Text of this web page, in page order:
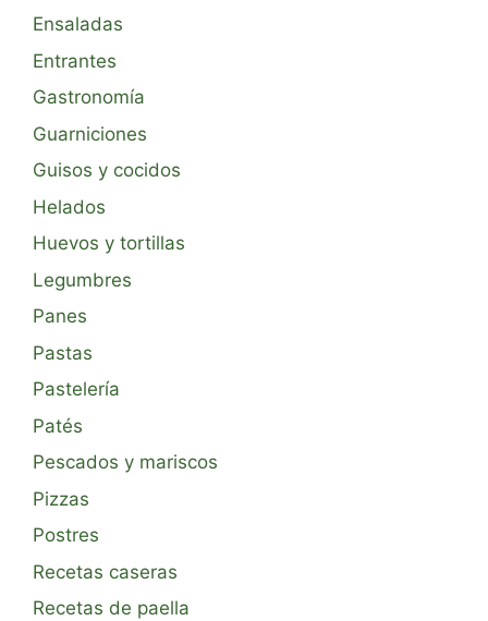
Ensaladas
Entrantes
Gastronomía
Guarniciones
Guisos y cocidos
Helados
Huevos y tortillas
Legumbres
Panes
Pastas
Pastelería
Patés
Pescados y mariscos
Pizzas
Postres
Recetas caseras
Recetas de paella